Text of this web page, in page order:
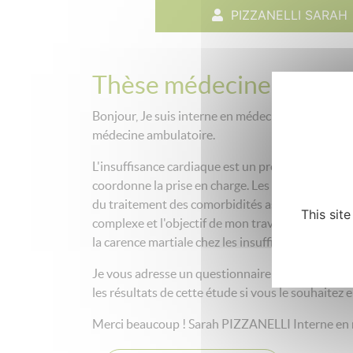
PIZZANELLI SARAH
Thèse médecine -
Bonjour, Je suis interne en médecine générale
médecine ambulatoire.
L'insuffisance cardiaque est un problème de
coordonne la prise en charge. Les dernières
du traitement des comorbidités associées à
complexe et l'objectif de mon travail de thèse
la carence martiale chez les insuffisants
Je vous adresse un questionnaire qui
les résultats de cette étude si vous le souhaitez
Merci beaucoup ! Sarah PIZZANELLI Interne
This